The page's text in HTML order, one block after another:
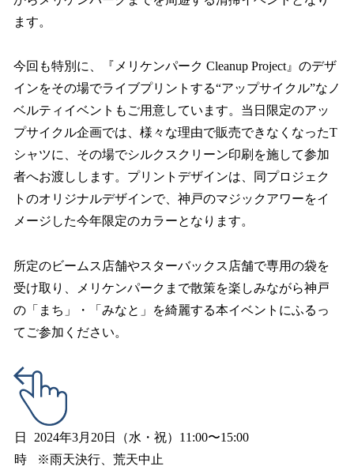
ます。
今回も特別に、『メリケンパーク Cleanup Project』のデザ
インをその場でライブプリントする“アップサイクル”なノ
ベルティイベントもご用意しています。当日限定のアッ
プサイクル企画では、様々な理由で販売できなくなったT
シャツに、その場でシルクスクリーン印刷を施して参加
者へお渡しします。プリントデザインは、同プロジェク
トのオリジナルデザインで、神戸のマジックアワーをイ
メージした今年限定のカラーとなります。
所定のビームス店舗やスターバックス店舗で専用の袋を
受け取り、メリケンパークまで散策を楽しみながら神戸
の「まち」・「みなと」を綺麗する本イベントにふるっ
てご参加ください。
日
時
2024年3月20日（水・祝）11:00〜15:00
※雨天決行、荒天中止